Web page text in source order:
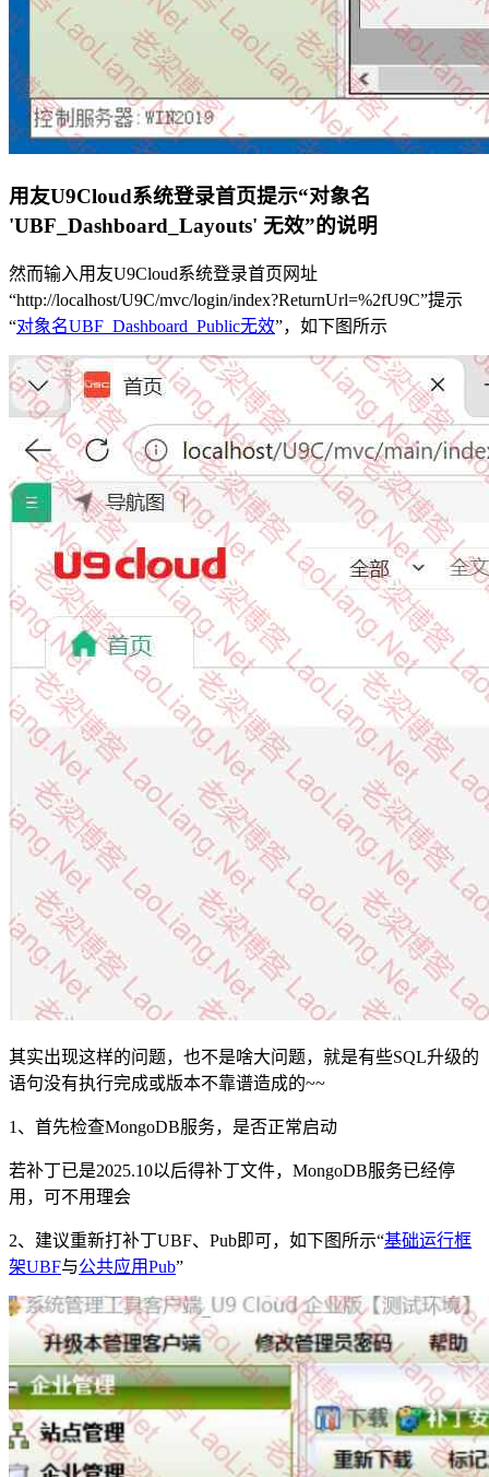
用友U9Cloud系统登录首页提示“对象名
'UBF_Dashboard_Layouts' 无效”的说明
然而输入用友U9Cloud系统登录首页网址
“http://localhost/U9C/mvc/login/index?ReturnUrl=%2fU9C”提示
“对象名UBF_Dashboard_Public无效”，如下图所示
其实出现这样的问题，也不是啥大问题，就是有些SQL升级的
语句没有执行完成或版本不靠谱造成的~~
1、首先检查MongoDB服务，是否正常启动
若补丁已是2025.10以后得补丁文件，MongoDB服务已经停
用，可不用理会
2、建议重新打补丁UBF、Pub即可，如下图所示“基础运行框
架UBF与公共应用Pub”